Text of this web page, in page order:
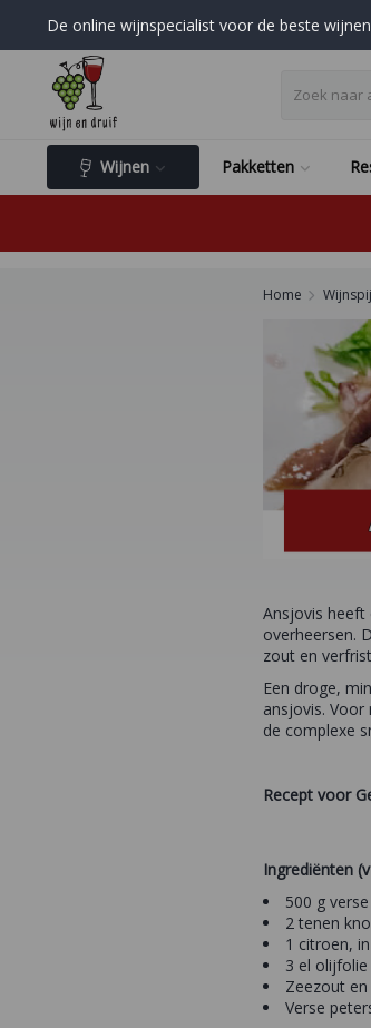
De online wijnspecialist voor de beste wijnen
Wijnen Pakketten
Home
Ansjovis heeft
overheersen.
zout en
Een droge,
ansjovis.
de complexe
Recept voor
Ingrediënten (v
500 g
2 tenen
1 citroen,
3 el olijfolie
Zeezout
Verse